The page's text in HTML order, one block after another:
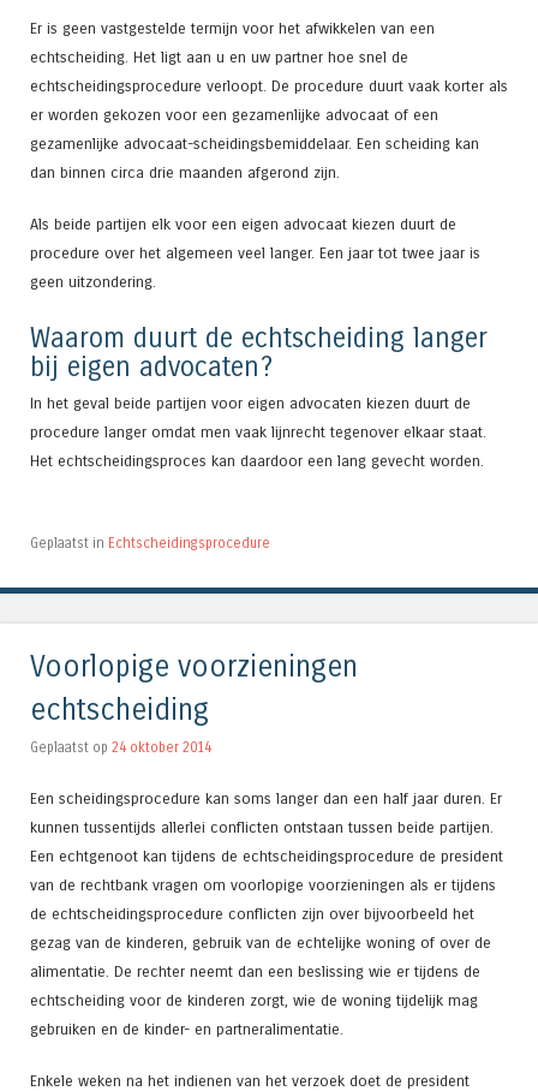
Er is geen vastgestelde termijn voor het afwikkelen van een
echtscheiding. Het ligt aan u en uw partner hoe snel de
echtscheidingsprocedure verloopt. De procedure duurt vaak korter als
er worden gekozen voor een gezamenlijke advocaat of een
gezamenlijke advocaat-scheidingsbemiddelaar. Een scheiding kan
dan binnen circa drie maanden afgerond zijn.
Als beide partijen elk voor een eigen advocaat kiezen duurt de
procedure over het algemeen veel langer. Een jaar tot twee jaar is
geen uitzondering.
Waarom duurt de echtscheiding langer
bij eigen advocaten?
In het geval beide partijen voor eigen advocaten kiezen duurt de
procedure langer omdat men vaak lijnrecht tegenover elkaar staat.
Het echtscheidingsproces kan daardoor een lang gevecht worden.
Geplaatst in Echtscheidingsprocedure
Voorlopige voorzieningen
echtscheiding
Geplaatst op 24 oktober 2014
Een scheidingsprocedure kan soms langer dan een half jaar duren. Er
kunnen tussentijds allerlei conflicten ontstaan tussen beide partijen.
Een echtgenoot kan tijdens de echtscheidingsprocedure de president
van de rechtbank vragen om voorlopige voorzieningen als er tijdens
de echtscheidingsprocedure conflicten zijn over bijvoorbeeld het
gezag van de kinderen, gebruik van de echtelijke woning of over de
alimentatie. De rechter neemt dan een beslissing wie er tijdens de
echtscheiding voor de kinderen zorgt, wie de woning tijdelijk mag
gebruiken en de kinder- en partneralimentatie.
Enkele weken na het indienen van het verzoek doet de president